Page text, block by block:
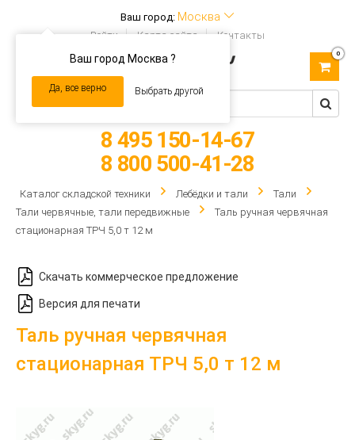
Ваш город: Москва
Ваш город Москва ?
Да, все верно Выбрать другой
Войти Карта сайта Контакты
navigation
0
8 495 150-14-67
8 800 500-41-28
Каталог складской техники Лебёдки и тали
Тали
Тали червячные, тали передвижные
Таль ручная червячная
стационарная ТРЧ 5,0 т 12 м
Скачать коммерческое предложение
Версия для печати
Таль ручная червячная
стационарная ТРЧ 5,0 т 12 м